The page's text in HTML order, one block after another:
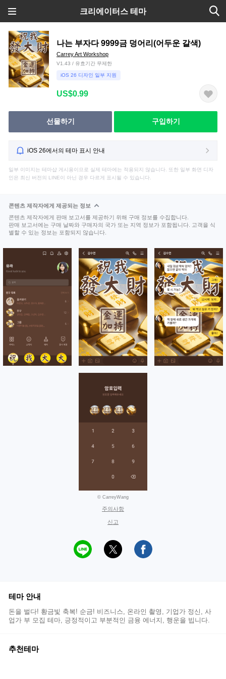
크리에이터스 테마
나는 부자다 9999금 덩어리(어두운 갈색)
Carrey Art Workshop
V1.43 / 유효기간 무제한
iOS 26 디자인 일부 지원
US$0.99
선물하기 구입하기
iOS 26에서의 테마 표시 안내
일부 이미지는 테마샵 게시용이므로 실제 테마에는 적용되지 않습니다. 또한 일부 화면 디자
인은 최신 버전의 LINE이 아닌 경우 다르게 표시될 수 있습니다.
콘텐츠 제작자에게 제공되는 정보
콘텐츠 제작자에게 판매 보고서를 제공하기 위해 구매 정보를 수집합니다.
판매 보고서에는 구매 날짜와 구매자의 국가 또는 지역 정보가 포함됩니다. 고객을 식
별할 수 있는 정보는 포함되지 않습니다.
© CarreyWang
주의사항
신고
테마 안내
돈을 벌다! 황금빛 축복! 순금! 비즈니스, 온라인 촬영, 기업가 정신, 사
업가 부 모집 테마, 긍정적이고 부분적인 금융 에너지, 행운을 빕니다.
추천테마